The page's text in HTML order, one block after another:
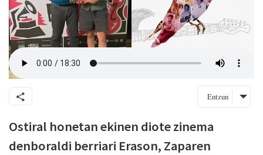
Entzun
Ostiral honetan ekinen diote zinema
denboraldi berriari Erason, Zaparen